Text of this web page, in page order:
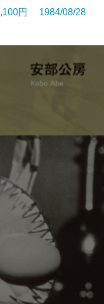
円 1984/08/28